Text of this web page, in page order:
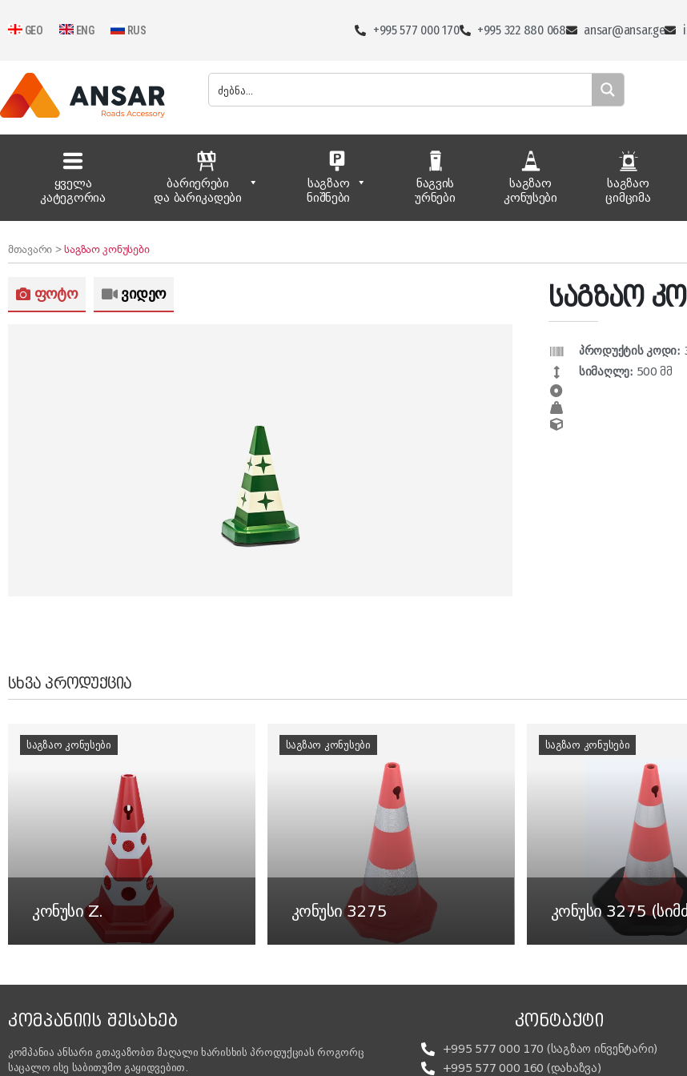
GEO ENG RUS +995 577 000 170 +995 322 880 068 ansar@ansar.ge
ყველა
კატეგორია
ბარიერები
და ბარიკადები
საგზაო
ნიშნები
ნაგვის
ურნები
საგზაო
კონუსები
საგზაო
ციმციმა
მთავარი >საგზაო კონუსები
ფოტო ვიდეო საგზაო
პროდუქტის კოდი:
სიმაღლე: 500 მმ
ᲡᲮᲕᲐ ᲞᲠᲝᲓᲣᲥᲪᲘᲐ
კონუსი Z.
ᲡᲐᲒᲖᲐᲝ ᲙᲝᲜᲣᲡᲔᲑᲘ
კონუსი 3275
ᲡᲐᲒᲖᲐᲝ ᲙᲝᲜᲣᲡᲔᲑᲘ
კონუსი 3275
ᲡᲐᲒᲖᲐᲝ ᲙᲝᲜᲣᲡᲔᲑᲘ
ᲙᲝᲛᲞᲐᲜᲘᲘᲡ ᲨᲔᲡᲐᲮᲔᲑ
კომპანია ანსარი გთავაზობთ მაღალი ხარისხის პროდუქციას როგორც
საცალო ისე საბითუმო გაყიდვებით.
ᲙᲝᲜᲢᲐᲥᲢᲘ
+995 577 000 170 (საგზაო ინვენტარი)
+995 577 000 160 (დახაზვა)